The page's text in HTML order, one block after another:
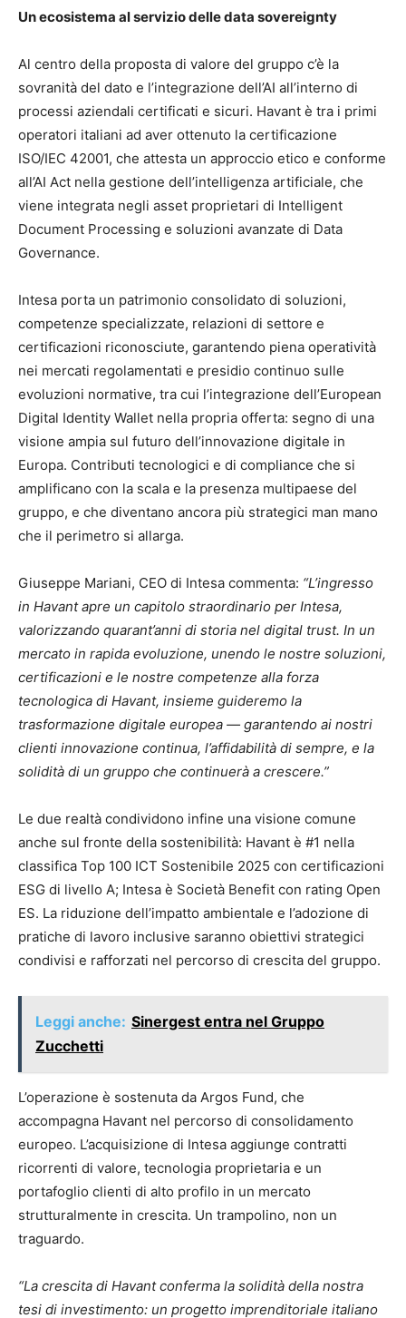
Un ecosistema al servizio delle data sovereignty
Al centro della proposta di valore del gruppo c’è la
sovranità del dato e l’integrazione dell’AI all’interno di
processi aziendali certificati e sicuri. Havant è tra i primi
operatori italiani ad aver ottenuto la certificazione
ISO/IEC 42001, che attesta un approccio etico e conforme
all’AI Act nella gestione dell’intelligenza artificiale, che
viene integrata negli asset proprietari di Intelligent
Document Processing e soluzioni avanzate di Data
Governance.
Intesa porta un patrimonio consolidato di soluzioni,
competenze specializzate, relazioni di settore e
certificazioni riconosciute, garantendo piena operatività
nei mercati regolamentati e presidio continuo sulle
evoluzioni normative, tra cui l’integrazione dell’European
Digital Identity Wallet nella propria offerta: segno di una
visione ampia sul futuro dell’innovazione digitale in
Europa. Contributi tecnologici e di compliance che si
amplificano con la scala e la presenza multipaese del
gruppo, e che diventano ancora più strategici man mano
che il perimetro si allarga.
Giuseppe Mariani, CEO di Intesa commenta: “L’ingresso
in Havant apre un capitolo straordinario per Intesa,
valorizzando quarant’anni di storia nel digital trust. In un
mercato in rapida evoluzione, unendo le nostre soluzioni,
certificazioni e le nostre competenze alla forza
tecnologica di Havant, insieme guideremo la
trasformazione digitale europea — garantendo ai nostri
clienti innovazione continua, l’affidabilità di sempre, e la
solidità di un gruppo che continuerà a crescere.”
Le due realtà condividono infine una visione comune
anche sul fronte della sostenibilità: Havant è #1 nella
classifica Top 100 ICT Sostenibile 2025 con certificazioni
ESG di livello A; Intesa è Società Benefit con rating Open
ES. La riduzione dell’impatto ambientale e l’adozione di
pratiche di lavoro inclusive saranno obiettivi strategici
condivisi e rafforzati nel percorso di crescita del gruppo.
Leggi anche: Sinergest entra nel Gruppo
Zucchetti
L’operazione è sostenuta da Argos Fund, che
accompagna Havant nel percorso di consolidamento
europeo. L’acquisizione di Intesa aggiunge contratti
ricorrenti di valore, tecnologia proprietaria e un
portafoglio clienti di alto profilo in un mercato
strutturalmente in crescita. Un trampolino, non un
traguardo.
“La crescita di Havant conferma la solidità della nostra
tesi di investimento: un progetto imprenditoriale italiano